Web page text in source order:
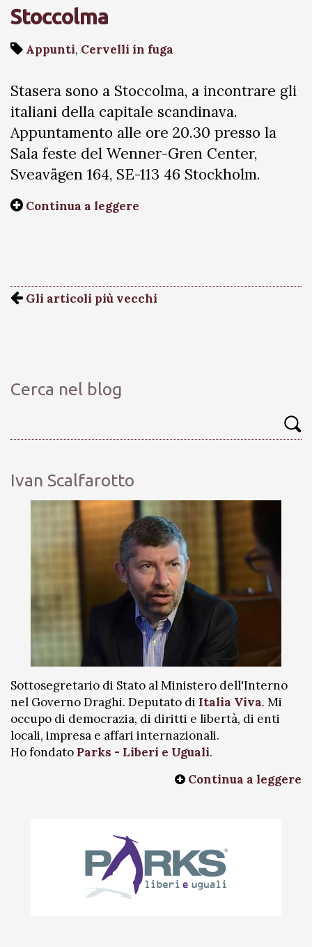
Stoccolma
Appunti, Cervelli in fuga
Stasera sono a Stoccolma, a incontrare gli
italiani della capitale scandinava.
Appuntamento alle ore 20.30 presso la
Sala feste del Wenner-Gren Center,
Sveavägen 164, SE-113 46 Stockholm.
Continua a leggere
Gli articoli più vecchi
Cerca nel blog
Ivan Scalfarotto
Sottosegretario di Stato al Ministero dell'Interno
nel Governo Draghi. Deputato di Italia Viva. Mi
occupo di democrazia, di diritti e libertà, di enti
locali, impresa e affari internazionali.
Ho fondato Parks - Liberi e Uguali.
Continua a leggere